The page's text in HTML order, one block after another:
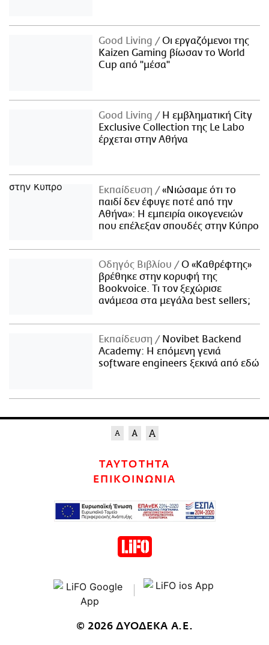
Good Living
Οι εργαζόμενοι της
Kaizen Gaming βίωσαν το World
Cup από "μέσα"
Good Living
Η εμβληματική City
Exclusive Collection της Le Labo
έρχεται στην Αθήνα
Εκπαίδευση
«Νιώσαμε ότι το
παιδί δεν έφυγε ποτέ από την
Αθήνα»: Η εμπειρία οικογενειών
που επέλεξαν σπουδές στην Κύπρο
Οδηγός Βιβλίου
Ο «Καθρέφτης»
βρέθηκε στην κορυφή της
Bookvoice. Τι τον ξεχώρισε
ανάμεσα στα μεγάλα best sellers;
Εκπαίδευση
Novibet Backend
Academy: Η επόμενη γενιά
software engineers ξεκινά από εδώ
ΤΑΥΤΟΤΗΤΑ
ΕΠΙΚΟΙΝΩΝΙΑ
© 2026 ΔΥΟΔΕΚΑ Α.Ε.